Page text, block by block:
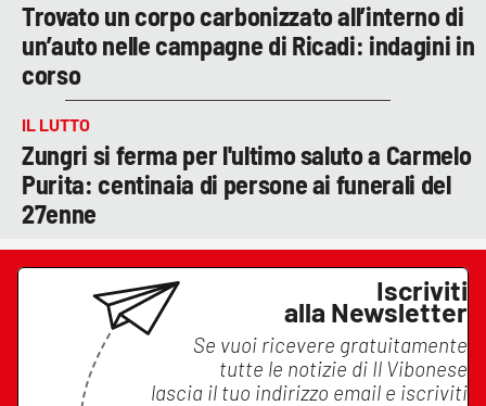
Trovato un corpo carbonizzato all’interno di
un’auto nelle campagne di Ricadi: indagini in
corso
IL LUTTO
Zungri si ferma per l'ultimo saluto a Carmelo
Purita: centinaia di persone ai funerali del
27enne
Iscriviti
alla Newsletter
Se vuoi ricevere gratuitamente
tutte le notizie di Il Vibonese
lascia il tuo indirizzo email e iscriviti